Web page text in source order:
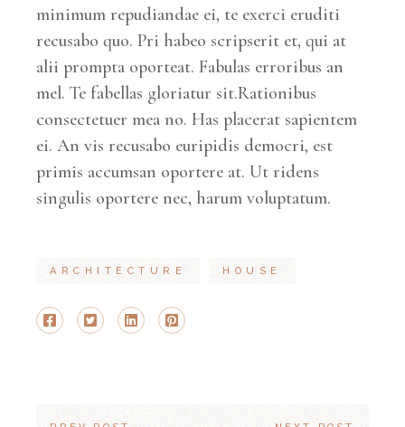
minimum repudiandae ei, te exerci eruditi
recusabo quo. Pri habeo scripserit et, qui at
alii prompta oporteat. Fabulas erroribus an
mel. Te fabellas gloriatur sit.Rationibus
consectetuer mea no. Has placerat sapientem
ei. An vis recusabo euripidis democri, est
primis accumsan oportere at. Ut ridens
singulis oportere nec, harum voluptatum.
ARCHITECTURE HOUSE